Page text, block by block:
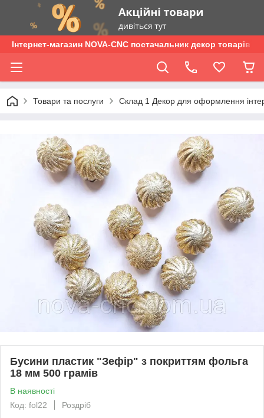
Інтернет-магазин NOVA-CNC постачальник декор товарів
Товари та послуги Склад 1 Декор для оформлення
Бусини пластик "Зефір" з покриттям фольга
18 мм 500 грамів
В наявності
Код: fol22
Роздріб